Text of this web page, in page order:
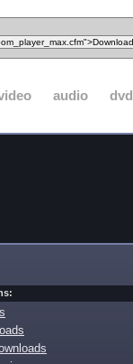
audio dvd